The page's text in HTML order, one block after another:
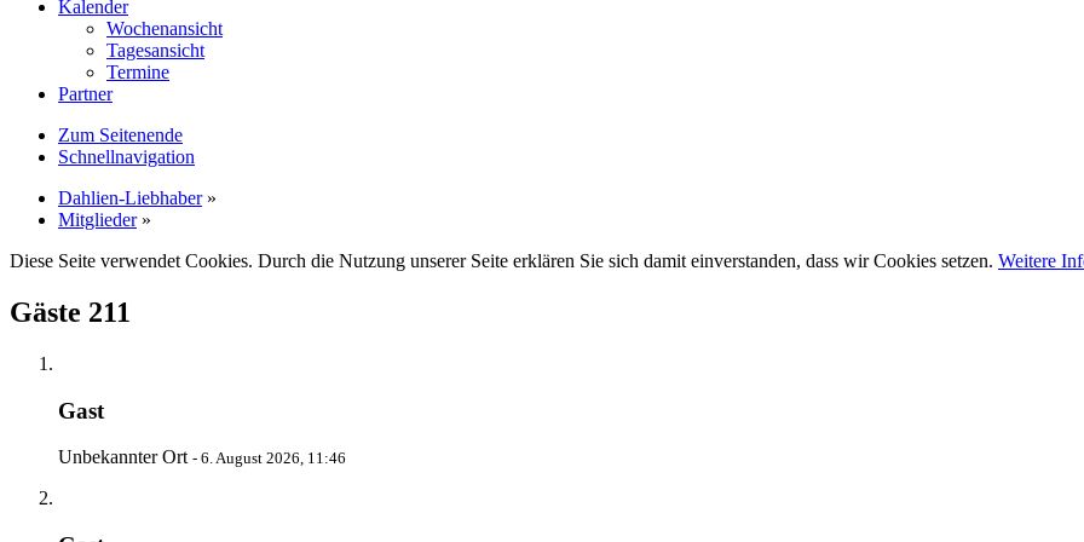
Kalender
Wochenansicht
Tagesansicht
Termine
Partner
Zum Seitenende
Schnellnavigation
Dahlien-Liebhaber »
Mitglieder »
Diese Seite verwendet Cookies. Durch die Nutzung unserer Seite erklären Sie sich damit einverstanden, dass wir Cookies setzen. Weitere
Gäste 211
Gast
Unbekannter Ort - 6. August 2026, 11:46